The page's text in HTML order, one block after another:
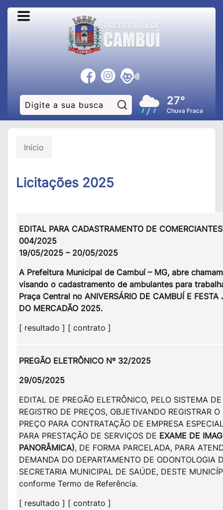
Pesquisar:27°
Chuva Fraca
Início
Licitações 2025
EDITAL PARA CADASTRAMENTO DE
004/2025
19/05/2025 – 20/05/2025
A Prefeitura Municipal de Cambuí – MG, abre
visando o cadastramento de ambulantes para
Praça Central no ANIVERSÁRIO DE CAMBUÍ E FESTA
DO MERCADÃO 2025.
[ resultado ] [ contrato ]
PREGÃO ELETRÔNICO Nº 32/2025
29/05/2025
EDITAL DE PREGÃO ELETRÔNICO, PELO SISTEMA DE
REGISTRO DE PREÇOS, OBJETIVANDO REGISTRAR O
PREÇO PARA CONTRATAÇÃO DE EMPRESA
PARA PRESTAÇÃO DE SERVIÇOS DE EXAME DE
PANORÂMICA), DE FORMA PARCELADA, PARA
DEMANDA DO DEPARTAMENTO DE ODONTOLOGIA
SECRETARIA MUNICIPAL DE SAÚDE, DESTE
conforme Termo de Referência.
[ resultado ] [ contrato ]